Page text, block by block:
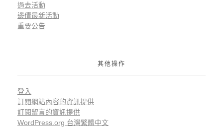
過去活動
邊倩最新活動
重要公告
其他操作
登入
訂閱網站內容的資訊提供
訂閱留言的資訊提供
WordPress.org 台灣繁體中文